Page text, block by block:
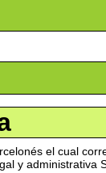
el cual
y